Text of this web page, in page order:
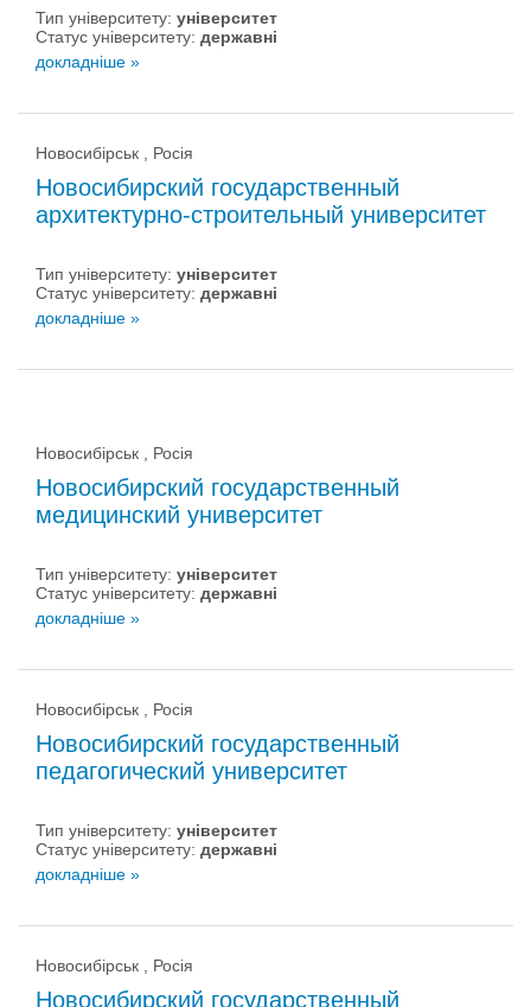
Тип університету: університет
Статус університету: державні
докладніше »
Новосибірськ , Росія
Новосибирский государственный
архитектурно-строительный университет
Тип університету: університет
Статус університету: державні
докладніше »
Новосибірськ , Росія
Новосибирский государственный
медицинский университет
Тип університету: університет
Статус університету: державні
докладніше »
Новосибірськ , Росія
Новосибирский государственный
педагогический университет
Тип університету: університет
Статус університету: державні
докладніше »
Новосибірськ , Росія
Новосибирский государственный